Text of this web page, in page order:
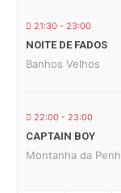
21:30 - 23:00
NOITE DE FADOS
Banhos Velhos
22:00 - 23:00
CAPTAIN BOY
Montanha da